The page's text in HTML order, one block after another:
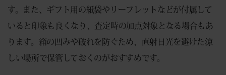
す。また、ギフト用の紙袋やリーフレットなどが付属して
いると印象も良くなり、査定時の加点対象となる場合もあ
ります。箱の凹みや破れを防ぐため、直射日光を避けた涼
しい場所で保管しておくのがおすすめです。